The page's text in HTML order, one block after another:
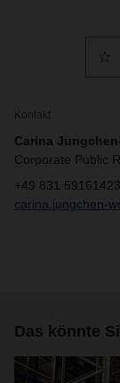
Kontakt
Carina
Corporate Public
+49 831 59161423
carina.jungchen-
Das könnte